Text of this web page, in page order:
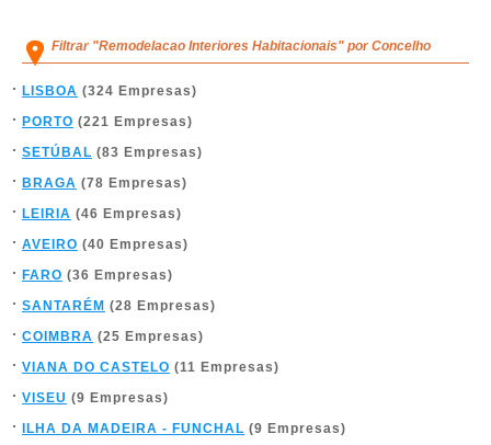
Filtrar "Remodelacao Interiores Habitacionais" por Concelho
LISBOA (324 Empresas)
PORTO (221 Empresas)
SETÚBAL (83 Empresas)
BRAGA (78 Empresas)
LEIRIA (46 Empresas)
AVEIRO (40 Empresas)
FARO (36 Empresas)
SANTARÉM (28 Empresas)
COIMBRA (25 Empresas)
VIANA DO CASTELO (11 Empresas)
VISEU (9 Empresas)
ILHA DA MADEIRA - FUNCHAL (9 Empresas)